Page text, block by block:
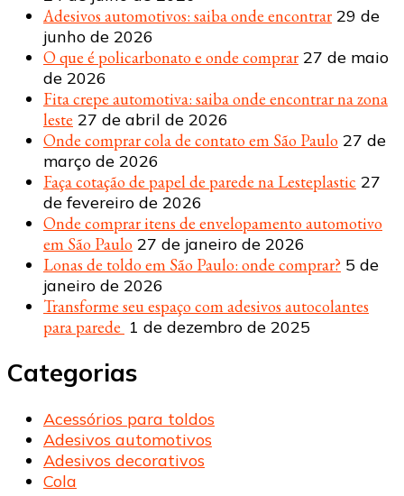
Adesivos automotivos: saiba onde encontrar 29 de
junho de 2026
O que é policarbonato e onde comprar 27 de maio
de 2026
Fita crepe automotiva: saiba onde encontrar na zona
leste 27 de abril de 2026
Onde comprar cola de contato em São Paulo 27 de
março de 2026
Faça cotação de papel de parede na Lesteplastic 27
de fevereiro de 2026
Onde comprar itens de envelopamento automotivo
em São Paulo 27 de janeiro de 2026
Lonas de toldo em São Paulo: onde comprar? 5 de
janeiro de 2026
Transforme seu espaço com adesivos autocolantes
para parede 1 de dezembro de 2025
Categorias
Acessórios para toldos
Adesivos automotivos
Adesivos decorativos
Cola